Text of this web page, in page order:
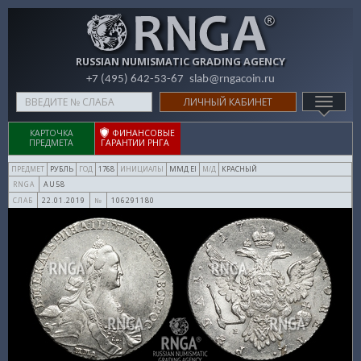
RUSSIAN NUMISMATIC GRADING AGENCY
+7 (495) 642-53-67 slab@rngacoin.ru
Type
your
search
here
ЛИЧНЫЙ КАБИНЕТ
КАРТОЧКА
ПРЕДМЕТА
ФИНАНСОВЫЕ
ГАРАНТИИ РНГА
ПРЕДМЕТ РУБЛЬ ГОД 1768 ИНИЦИАЛЫ ММД ЕI М/Д КРАСНЫЙ
RNGA AU58
СЛАБ 22.01.2019 № 106291180